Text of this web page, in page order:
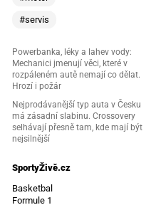
#servis
Powerbanka, léky a lahev vody:
Mechanici jmenují věci, které v
rozpáleném autě nemají co dělat.
Hrozí i požár
Nejprodávanější typ auta v Česku
má zásadní slabinu. Crossovery
selhávají přesně tam, kde mají být
nejsilnější
SportyŽivě.cz
Basketbal
Formule 1